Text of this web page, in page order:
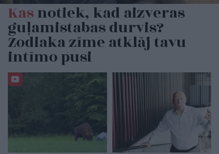
Kasnotiek, kad aizveras
guļamistabas durvis?
Zodiaka zīme atklāj tavu
intīmo pusi